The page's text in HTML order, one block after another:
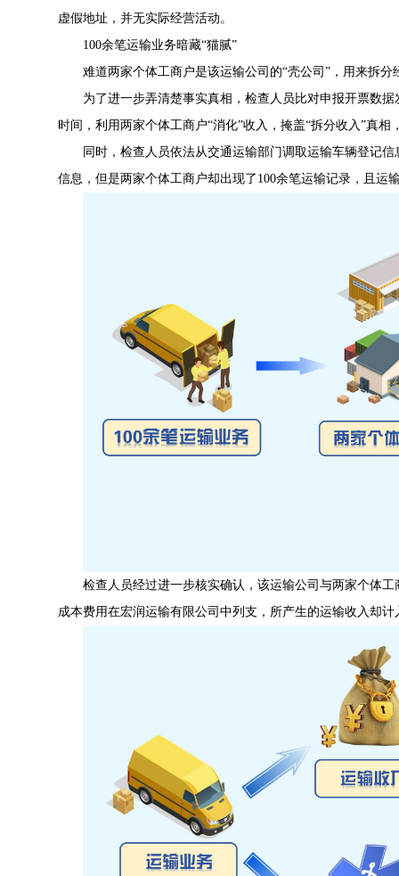
虚假地址，并无实际经营活动。
100余笔运输业务暗藏“猫腻”
难道两家个体工商户是该运输公司的“壳公司”，用来拆
为了进一步弄清楚事实真相，检查人员比对申报开票数
时间，利用两家个体工商户“消化”收入，掩盖“拆分收入”真相
同时，检查人员依法从交通运输部门调取运输车辆登记
信息，但是两家个体工商户却出现了100余笔运输记录，且
检查人员经过进一步核实确认，该运输公司与两家个体
成本费用在宏润运输有限公司中列支，所产生的运输收入却